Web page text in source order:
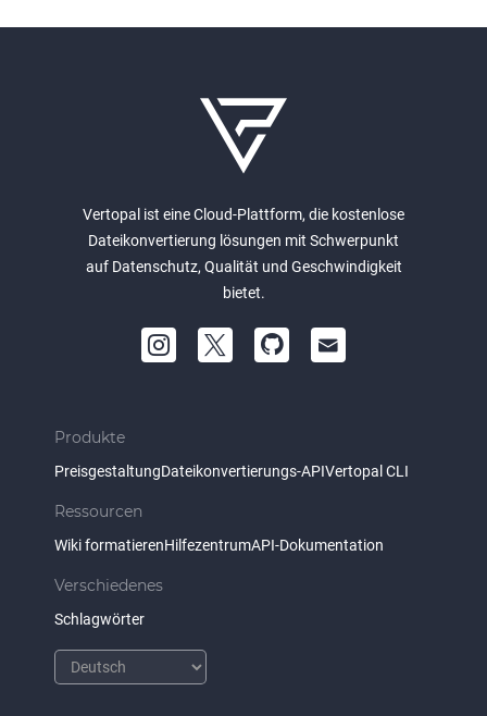
Vertopal ist eine Cloud-Plattform, die kostenlose
Dateikonvertierung lösungen mit Schwerpunkt
auf Datenschutz, Qualität und Geschwindigkeit
bietet.
Produkte
PreisgestaltungDateikonvertierungs-APIVertopal CLI
Ressourcen
Wiki formatierenHilfezentrumAPI-Dokumentation
Verschiedenes
Schlagwörter